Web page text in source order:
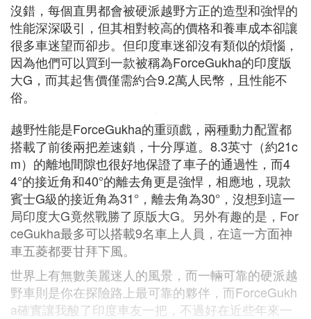
沒錯，每個直男都會被硬派越野方正的造型和強悍的
性能深深吸引，但其相對較高的價格和養車成本卻讓
很多車迷望而卻步。但印度車迷卻沒有類似的煩惱，
因為他們可以買到一款被稱為ForceGukha的印度版
大G，而其起售價僅需約合9.2萬人民幣，且性能不
俗。
越野性能是ForceGukha的重頭戲，兩種動力配置都
搭載了前後兩把差速鎖，十分厚道。8.3英寸（約21c
m）的離地間隙也很好地保證了車子的通過性，而4
4°的接近角和40°的離去角更是強悍，相應地，現款
賓士G級的接近角為31°，離去角為30°，沒想到這一
局印度大G竟然戰勝了原版大G。另外有趣的是，For
ceGukha最多可以搭載9名車上人員，在這一方面神
車五菱都要甘拜下風。
世界上有無數美麗迷人的風景，而一輛可靠的硬派越
野車則是你在探險路上最可靠的夥伴，而ForceGukh
a確實讓我酸了印度車友一把，不過好在近些年來一